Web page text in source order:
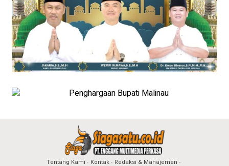
Tentang Kami Kontak Redaksi & Manajemen